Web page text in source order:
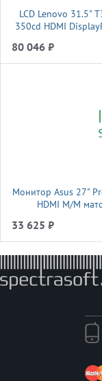
LCD Lenovo 31.5"
350cd HDMI
80 046 ₽
Монитор Asus 27"
HDMI M/M
33 625 ₽